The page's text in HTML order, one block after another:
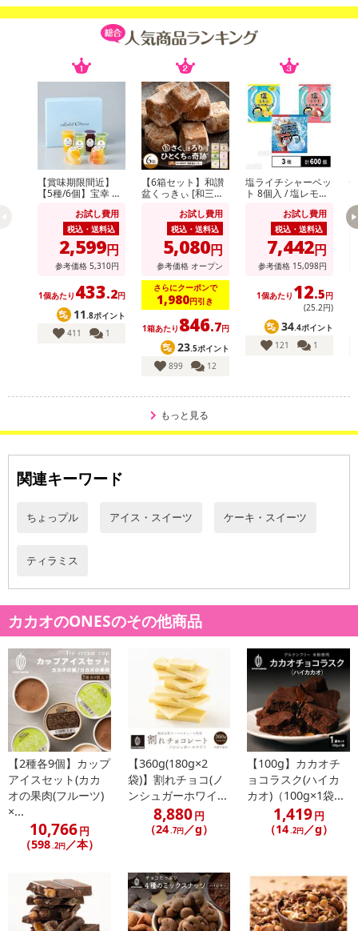
【賞味期限間近】
【5種/6個】宝幸 ホ
ツゼリーセレクショ
お試し費用
税込・送料込
2,599円
参考価格 5,310円
1個あたり 433.2円
11 .8ポイント
411
1
【6箱セット】和讃
盆くっきぃ [和三盆/
木の実/黒糖]お試し費用
税込・送料込
5,080円
参考価格 オープン
さらにクーポンで
1,980円引き
1箱あたり 846.7円
23.5ポイント
899
12
塩ライチシャーベッ
ト 8個入 / 塩レモン
/ フローズンドリン
クミックス コーラ
＆ソーダ 14個入
お試し費用
税込・送料込
7,442円
参考価格 15,098円
1個あたり 12.5円
(25 .2円)
34.4ポイント
121
1
もっと見る
関連キーワード
ちょっプル アイス・スイーツ ケーキ・スイーツ
ティラミス
カカオのONESのその他商品
【2種各9個】カップ
アイスセット(カカ
オの果肉(フルーツ)
×...
10,766円
（598.2円／本）
【360g(180g×2
袋)】割れチョコ(ノ
ンシュガーホワイ...
8,880円
（24.7円／g）
【100g】カカオチ
ョコラスク(ハイカ
カオ)（100g×1袋...
1,419円
（14.2円／g）